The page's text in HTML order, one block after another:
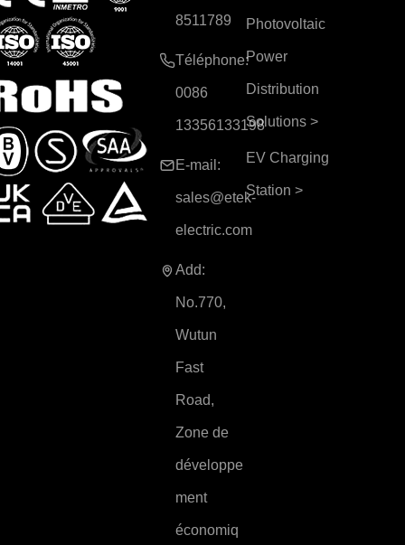
8511789
Téléphone:
0086
13356133198
E-mail:
sales@etek-
electric.com
Add:
No.770,
Wutun
Fast
Road,
Zone de
développe
ment
économiq
Photovoltaic
Power
Distribution
Solutions >
EV Charging
Station >